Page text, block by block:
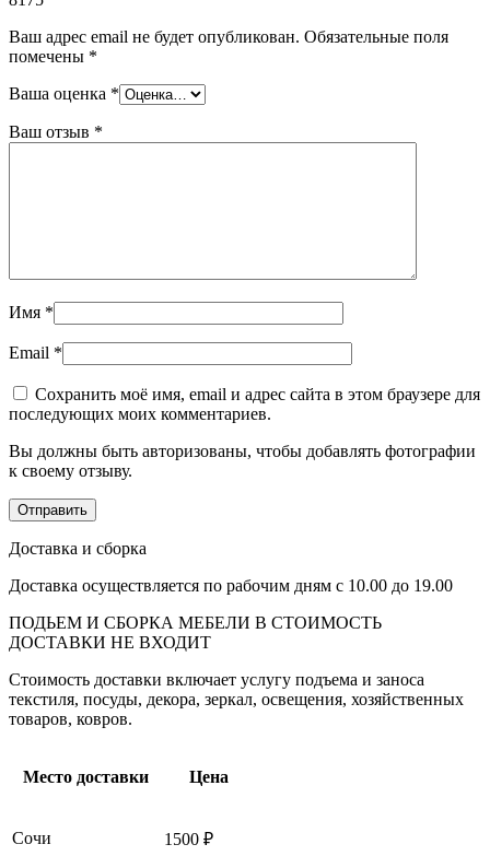
Ваш адрес email не будет опубликован. Обязательные поля
помечены *
Ваша оценка *
Ваш отзыв *
Имя *
Email *
Сохранить моё имя, email и адрес сайта в этом браузере для
последующих моих комментариев.
Вы должны быть авторизованы, чтобы добавлять фотографии
к своему отзыву.
Доставка и сборка
Доставка осуществляется по рабочим дням с 10.00 до 19.00
ПОДЬЕМ И СБОРКА МЕБЕЛИ В СТОИМОСТЬ
ДОСТАВКИ НЕ ВХОДИТ
Стоимость доставки включает услугу подъема и заноса
текстиля, посуды, декора, зеркал, освещения, хозяйственных
товаров, ковров.
Место доставки Цена
Сочи 1500 ₽